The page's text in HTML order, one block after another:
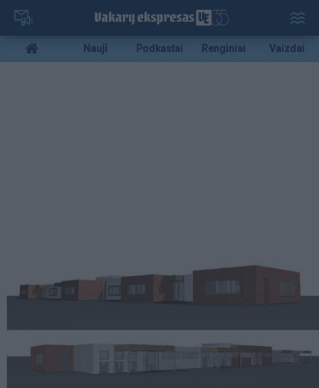
Pereiti
pagrindinį
turinį
Mobile
menu
Nauji Podkastai Renginiai Vaizdai